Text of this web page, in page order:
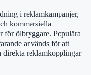
i reklamkampanjer,
kommersiella
för ölbryggare. Populära
används för att
direkta reklamkopplingar